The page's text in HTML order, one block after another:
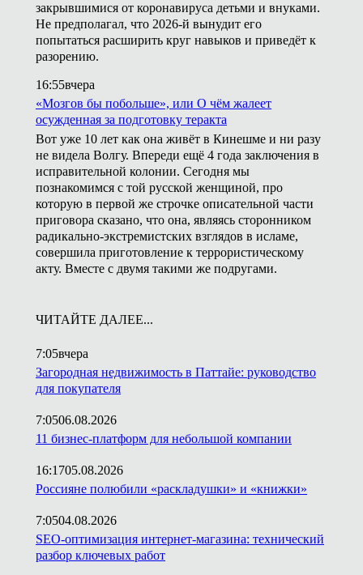
закрывшимися от коронавируса детьми и внуками.
Не предполагал, что 2026-й вынудит его
попытаться расширить круг навыков и приведёт к
разорению.
16:55вчера
«Мозгов бы побольше», или О чём жалеет
осужденная за подготовку теракта
Вот уже 10 лет как она живёт в Кинешме и ни разу
не видела Волгу. Впереди ещё 4 года заключения в
исправительной колонии. Сегодня мы
познакомимся с той русской женщиной, про
которую в первой же строчке описательной части
приговора сказано, что она, являясь сторонником
радикально-экстремистских взглядов в исламе,
совершила приготовление к террористическому
акту. Вместе с двумя такими же подругами.
ЧИТАЙТЕ ДАЛЕЕ...
7:05вчера
Загородная недвижимость в Паттайе: руководство
для покупателя
7:0506.08.2026
11 бизнес-платформ для небольшой компании
16:1705.08.2026
Россияне полюбили «раскладушки» и «книжки»
7:0504.08.2026
SEO-оптимизация интернет-магазина: технический
разбор ключевых работ